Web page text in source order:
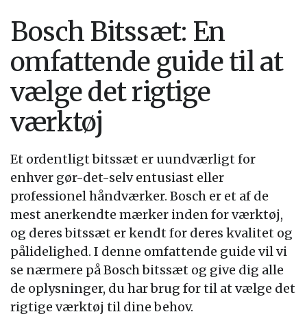
Bosch Bitssæt: En
omfattende guide til at
vælge det rigtige
værktøj
Et ordentligt bitssæt er uundværligt for
enhver gør-det-selv entusiast eller
professionel håndværker. Bosch er et af de
mest anerkendte mærker inden for værktøj,
og deres bitssæt er kendt for deres kvalitet og
pålidelighed. I denne omfattende guide vil vi
se nærmere på Bosch bitssæt og give dig alle
de oplysninger, du har brug for til at vælge det
rigtige værktøj til dine behov.